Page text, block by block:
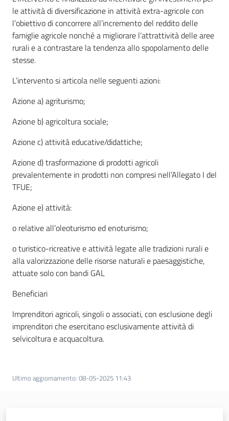
Agricoltura,
caccia e
Argomenti
Servizi
Leggi atti bandi
Piani programmi
progetti
le attività di diversificazione in attività extra-agricole con
l’obiettivo di concorrere all’incremento del reddito delle
famiglie agricole nonché a migliorare l’attrattività delle aree
rurali e a contrastare la tendenza allo spopolamento delle
stesse.
L’intervento si articola nelle seguenti azioni:
Azione a) agriturismo;
Azione b) agricoltura sociale;
Azione c) attività educative/didattiche;
Azione d) trasformazione di prodotti agricoli
prevalentemente in prodotti non compresi nell’Allegato I del
TFUE;
Azione e) attività:
o relative all’oleoturismo ed enoturismo;
o turistico-ricreative e attività legate alle tradizioni rurali e
alla valorizzazione delle risorse naturali e paesaggistiche,
attuate solo con bandi GAL
Beneficiari
Imprenditori agricoli, singoli o associati, con esclusione degli
imprenditori che esercitano esclusivamente attività di
selvicoltura e acquacoltura.
Ultimo aggiornamento: 08-05-2025 11:43